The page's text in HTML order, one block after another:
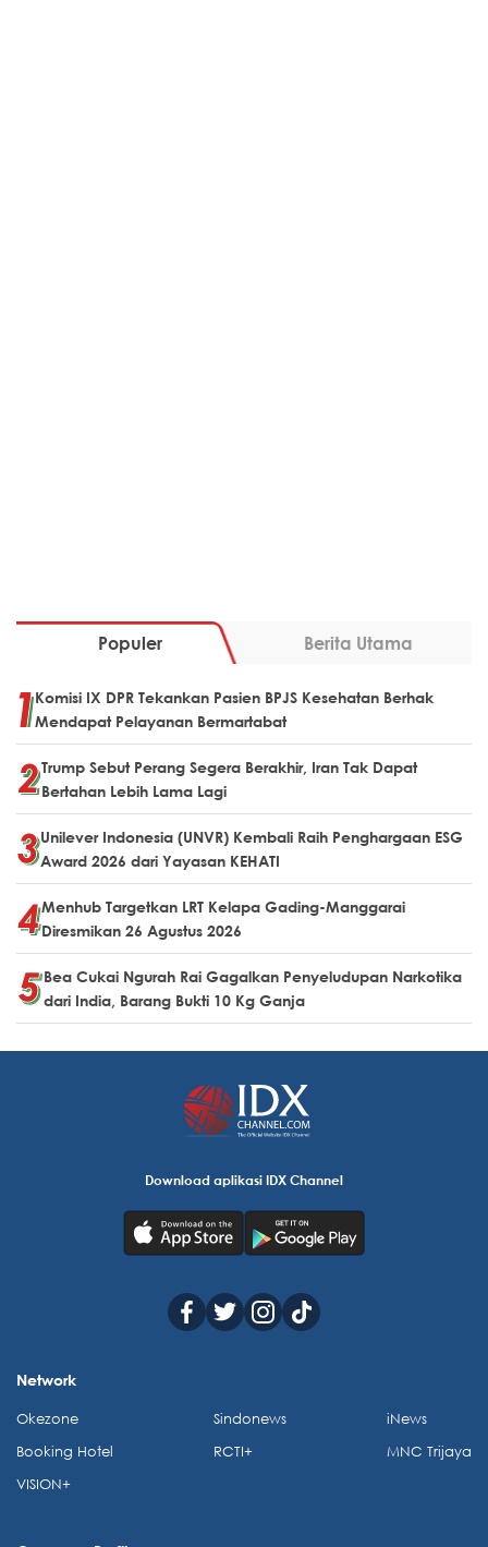
Populer Berita Utama
Komisi IX DPR Tekankan Pasien BPJS Kesehatan Berhak
Mendapat Pelayanan Bermartabat
Trump Sebut Perang Segera Berakhir, Iran Tak Dapat
Bertahan Lebih Lama Lagi
Unilever Indonesia (UNVR) Kembali Raih Penghargaan ESG
Award 2026 dari Yayasan KEHATI
Menhub Targetkan LRT Kelapa Gading-Manggarai
Diresmikan 26 Agustus 2026
Bea Cukai Ngurah Rai Gagalkan Penyeludupan Narkotika
dari India, Barang Bukti 10 Kg Ganja
Download aplikasi IDX Channel
Network
Okezone
Booking Hotel
VISION+
Sindonews
RCTI+
iNews
MNC Trijaya